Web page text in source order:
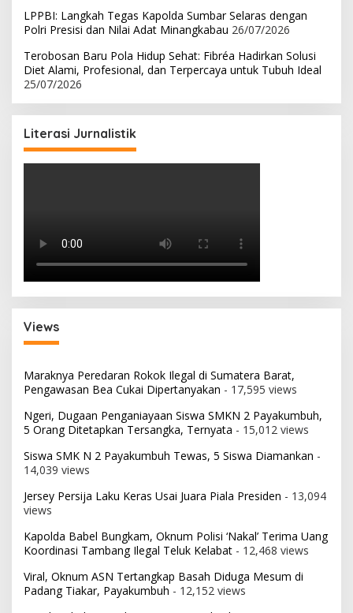
LPPBI: Langkah Tegas Kapolda Sumbar Selaras dengan
Polri Presisi dan Nilai Adat Minangkabau 26/07/2026
Terobosan Baru Pola Hidup Sehat: Fibréa Hadirkan Solusi
Diet Alami, Profesional, dan Terpercaya untuk Tubuh Ideal
25/07/2026
Literasi Jurnalistik
Views
Maraknya Peredaran Rokok Ilegal di Sumatera Barat,
Pengawasan Bea Cukai Dipertanyakan - 17,595 views
Ngeri, Dugaan Penganiayaan Siswa SMKN 2 Payakumbuh,
5 Orang Ditetapkan Tersangka, Ternyata - 15,012 views
Siswa SMK N 2 Payakumbuh Tewas, 5 Siswa Diamankan -
14,039 views
Jersey Persija Laku Keras Usai Juara Piala Presiden - 13,094
views
Kapolda Babel Bungkam, Oknum Polisi ‘Nakal’ Terima Uang
Koordinasi Tambang Ilegal Teluk Kelabat - 12,468 views
Viral, Oknum ASN Tertangkap Basah Diduga Mesum di
Padang Tiakar, Payakumbuh - 12,152 views